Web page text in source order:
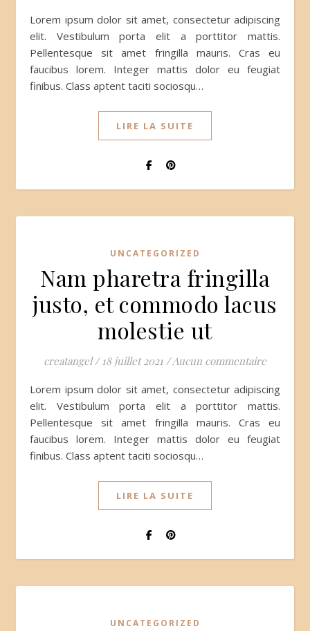
Lorem ipsum dolor sit amet, consectetur adipiscing
elit. Vestibulum porta elit a porttitor mattis.
Pellentesque sit amet fringilla mauris. Cras eu
faucibus lorem. Integer mattis dolor eu feugiat
finibus. Class aptent taciti sociosqu…
LIRE LA SUITE
UNCATEGORIZED
Nam pharetra fringilla
justo, et commodo lacus
molestie ut
creatangel / 18 juillet 2021 / Aucun commentaire
Lorem ipsum dolor sit amet, consectetur adipiscing
elit. Vestibulum porta elit a porttitor mattis.
Pellentesque sit amet fringilla mauris. Cras eu
faucibus lorem. Integer mattis dolor eu feugiat
finibus. Class aptent taciti sociosqu…
LIRE LA SUITE
UNCATEGORIZED